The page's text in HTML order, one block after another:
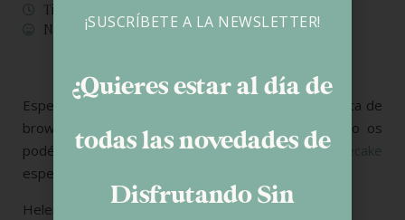
Tiempo Total: una hora
Nº Raciones: 8 personas
Espero que os haya gustado esta propuesta distinta de
brownie. Y si os gustan este tipo de postres, no os
podéis perder este brownie con cheesecake
espectacular.
Helena
¡SUSCRÍBETE A LA NEWSLETTER!
¿Quieres estar al día de
todas las novedades de
Disfrutando Sin